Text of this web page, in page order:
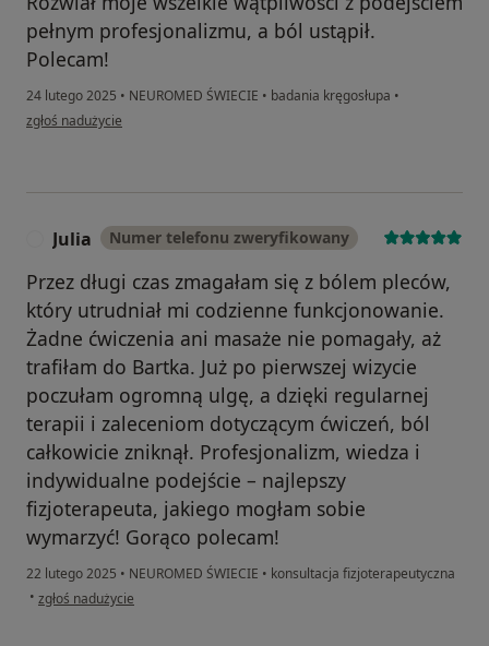
pełnym profesjonalizmu, a ból ustąpił.
Polecam!
24 lutego 2025 • NEUROMED ŚWIECIE • badania kręgosłupa •
w opinii użytkownika Monika
zgłoś nadużycie
Julia Numer telefonu zweryfikowany
Przez długi czas zmagałam się z bólem pleców,
który utrudniał mi codzienne funkcjonowanie.
Żadne ćwiczenia ani masaże nie pomagały, aż
trafiłam do Bartka. Już po pierwszej wizycie
poczułam ogromną ulgę, a dzięki regularnej
terapii i zaleceniom dotyczącym ćwiczeń, ból
całkowicie zniknął. Profesjonalizm, wiedza i
indywidualne podejście – najlepszy
fizjoterapeuta, jakiego mogłam sobie
wymarzyć! Gorąco polecam!
22 lutego 2025 • NEUROMED ŚWIECIE • konsultacja fizjoterapeutyczna
• w opinii użytkownika Julia
zgłoś nadużycie